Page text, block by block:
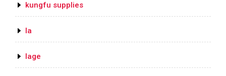
kungfu supplies
la
lage